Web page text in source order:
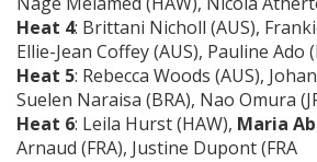
Heat 4: Brittani Nicholl (AUS),
Ellie-Jean Coffey (AUS), Pauline Ado
Heat 5: Rebecca Woods (AUS),
Suelen Naraisa (BRA), Nao Omura
Heat 6: Leila Hurst (HAW), Maria
Arnaud (FRA), Justine Dupont (FRA